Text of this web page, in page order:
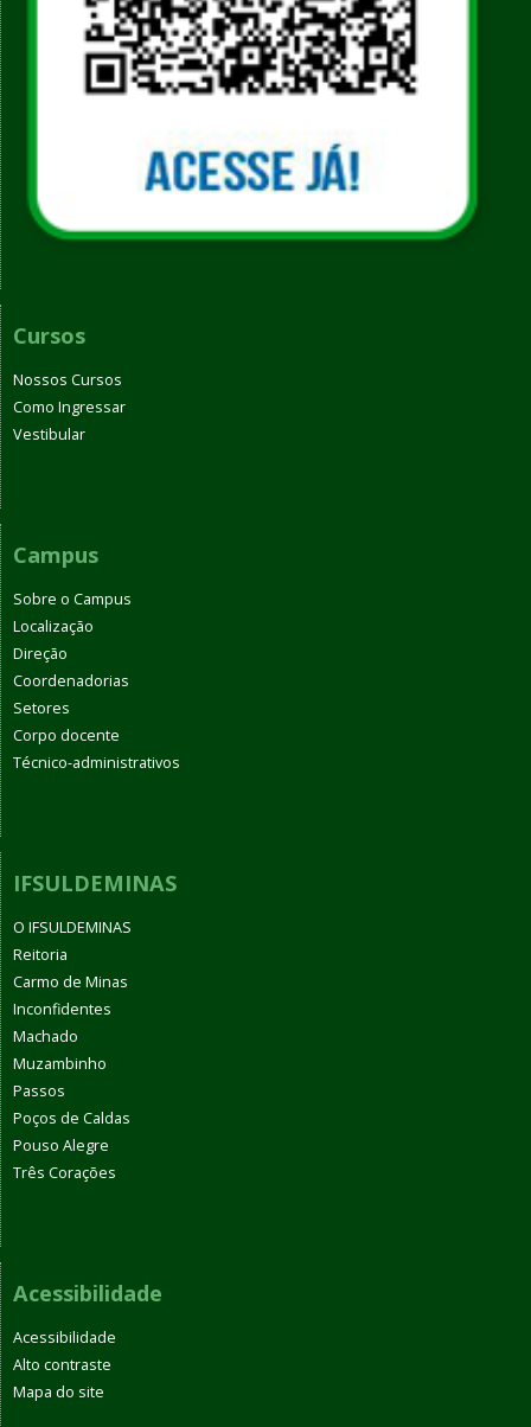
Cursos
Nossos Cursos
Como Ingressar
Vestibular
Campus
Sobre o Campus
Localização
Direção
Coordenadorias
Setores
Corpo docente
Técnico-administrativos
IFSULDEMINAS
O IFSULDEMINAS
Reitoria
Carmo de Minas
Inconfidentes
Machado
Muzambinho
Passos
Poços de Caldas
Pouso Alegre
Três Corações
Acessibilidade
Acessibilidade
Alto contraste
Mapa do site